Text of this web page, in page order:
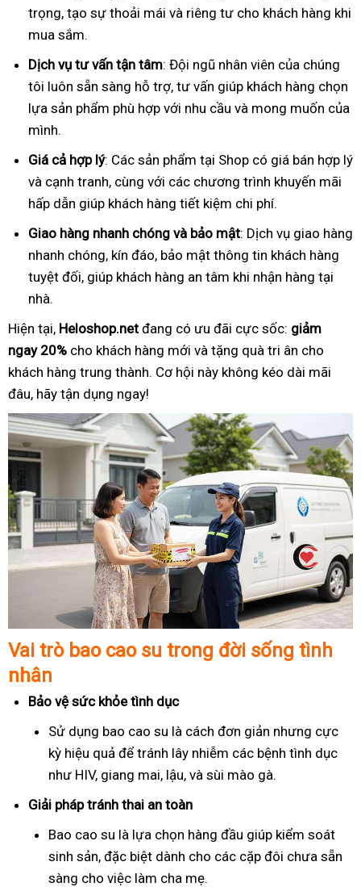
trọng, tạo sự thoải mái và riêng tư cho khách hàng khi
mua sắm.
Dịch vụ tư vấn tận tâm: Đội ngũ nhân viên của chúng
tôi luôn sẵn sàng hỗ trợ, tư vấn giúp khách hàng chọn
lựa sản phẩm phù hợp với nhu cầu và mong muốn của
mình.
Giá cả hợp lý: Các sản phẩm tại Shop có giá bán hợp lý
và cạnh tranh, cùng với các chương trình khuyến mãi
hấp dẫn giúp khách hàng tiết kiệm chi phí.
Giao hàng nhanh chóng và bảo mật: Dịch vụ giao hàng
nhanh chóng, kín đáo, bảo mật thông tin khách hàng
tuyệt đối, giúp khách hàng an tâm khi nhận hàng tại
nhà.
Hiện tại, Heloshop.net đang có ưu đãi cực sốc: giảm
ngay 20% cho khách hàng mới và tặng quà tri ân cho
khách hàng trung thành. Cơ hội này không kéo dài mãi
đâu, hãy tận dụng ngay!
Vai trò bao cao su trong đời sống tình
nhân
Bảo vệ sức khỏe tình dục
Sử dụng bao cao su là cách đơn giản nhưng cực
kỳ hiệu quả để tránh lây nhiễm các bệnh tình dục
như HIV, giang mai, lậu, và sùi mào gà.
Giải pháp tránh thai an toàn
Bao cao su là lựa chọn hàng đầu giúp kiểm soát
sinh sản, đặc biệt dành cho các cặp đôi chưa sẵn
sàng cho việc làm cha mẹ.